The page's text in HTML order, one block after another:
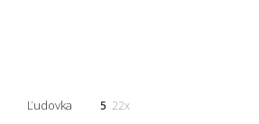
Ľudovka 5 22x